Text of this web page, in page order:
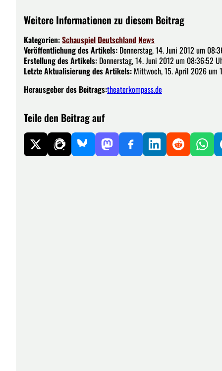
Weitere Informationen zu diesem Beitrag
Kategorien:Schauspiel Deutschland News
Veröffentlichung des Artikels: Donnerstag, 14. Juni 2012 um
Erstellung des Artikels: Donnerstag, 14. Juni 2012 um 08:36:52
Letzte Aktualisierung des Artikels: Mittwoch, 15. April 2026 um
Herausgeber des Beitrags:theaterkompass.de
Teile den Beitrag auf